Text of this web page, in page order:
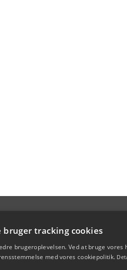
bruger tracking cookies
brugeroplevelsen. Ved at bruge vores
med vores cookiepolitik.